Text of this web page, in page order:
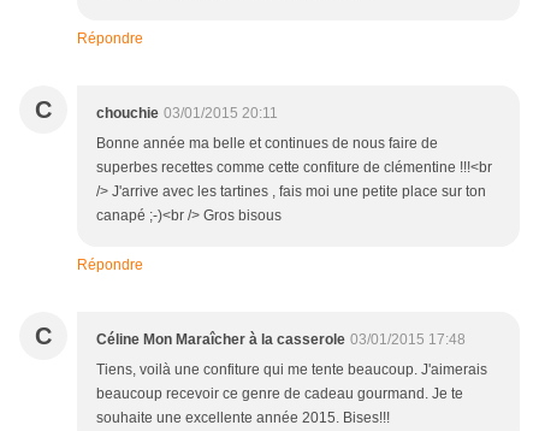
Répondre
C chouchie 03/01/2015 20:11
Bonne année ma belle et continues de nous faire de
superbes recettes comme cette confiture de clémentine !!!<br
/> J'arrive avec les tartines , fais moi une petite place sur ton
canapé ;-)<br /> Gros bisous
Répondre
C Céline Mon Maraîcher à la casserole 03/01/2015 17:48
Tiens, voilà une confiture qui me tente beaucoup. J'aimerais
beaucoup recevoir ce genre de cadeau gourmand. Je te
souhaite une excellente année 2015. Bises!!!